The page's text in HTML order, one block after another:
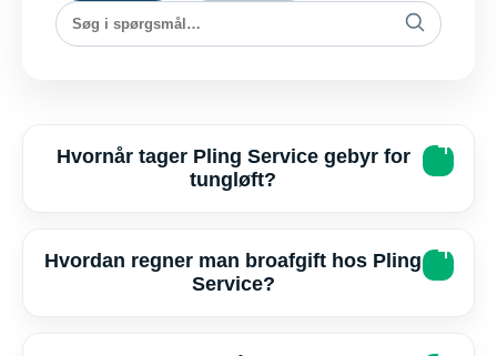
Hvornår tager Pling Service gebyr for
tungløft?
Hvordan regner man broafgift hos Pling
Service?